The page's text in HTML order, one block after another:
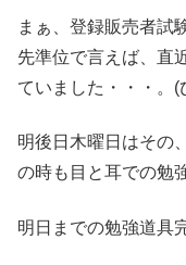
まぁ、登録販売者試
先準位で言えば、直
ていました・・・。
明後日木曜日はその
の時も目と耳での勉
明日までの勉強道具